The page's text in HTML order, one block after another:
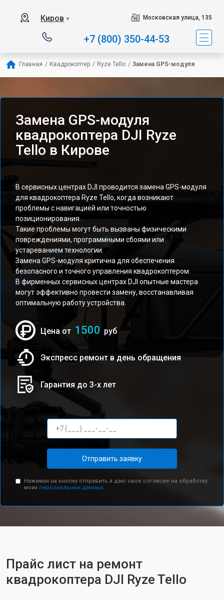
Киров ▼ Московская улица, 135
+7 (800) 350-44-53
Главная / Квадрокоптер / Ryze Tello / Замена GPS-модуля
Замена GPS-модуля
квадрокоптера DJI Ryze
Tello в Кирове
В сервисных центрах DJI проводится замена GPS-модуля
для квадрокоптера Ryze Tello, когда возникают
проблемы с навигацией или точностью
позиционирования.
Такие проблемы могут быть вызваны физическими
повреждениями, программными сбоями или
устареванием технологии.
Замена GPS-модуля критична для обеспечения
безопасного и точного управления квадрокоптером.
В фирменных сервисных центрах DJI опытные мастера
могут эффективно провести замену, восстанавливая
оптимальную работу устройства.
Цена от 1500 руб
Экспресс ремонт в день обращения
Гарантия до 3-х лет
Отправить заявку
Нажимая на кнопку отправить я даю свое согласие на обработку
моих персональных данных.
Прайс лист на ремонт
квадрокоптера DJI Ryze Tello